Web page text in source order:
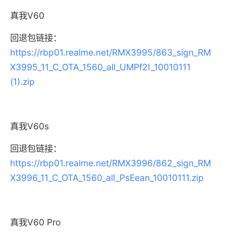
真我V60
回退包链接：
https://rbp01.realme.net/RMX3995/863_sign_RM
X3995_11_C_OTA_1560_all_UMPf2I_10010111
(1).zip
真我V60s
回退包链接：
https://rbp01.realme.net/RMX3996/862_sign_RM
X3996_11_C_OTA_1560_all_PsEean_10010111.zip
真我V60 Pro